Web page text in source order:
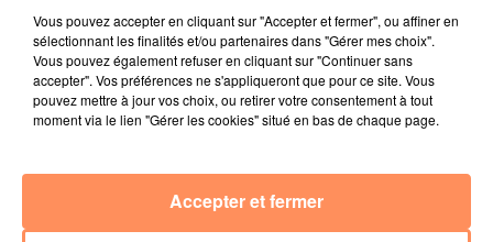
INFORMATIONS PRATIQUES :
Dates : du 29/11 au 12/01
Horaires : de 11h à 23h du dimanche au mercredi / de
11h à 1h du jeudi au samedi
Accès : Terrasse niveau R2, côté Printemps
Location des patins : 3€ / personne
Accès à la patinoire : à partir de 3 ans
Vous pouvez accepter en cliquant sur "Accepter et fermer", ou affiner en
sélectionnant les finalités et/ou partenaires dans "Gérer mes choix".
Vous pouvez également refuser en cliquant sur "Continuer sans
accepter". Vos préférences ne s'appliqueront que pour ce site. Vous
pouvez mettre à jour vos choix, ou retirer votre consentement à tout
moment via le lien "Gérer les cookies" situé en bas de chaque page.
Accepter et fermer